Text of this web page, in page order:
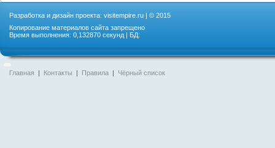
Разработка и дизайн проекта: visitempire.ru | © 2015
Копирование материалов сайта запрещено
Время выполнения: 0,132870 секунд | БД:
Главная | Контакты | Правила | Чёрный список